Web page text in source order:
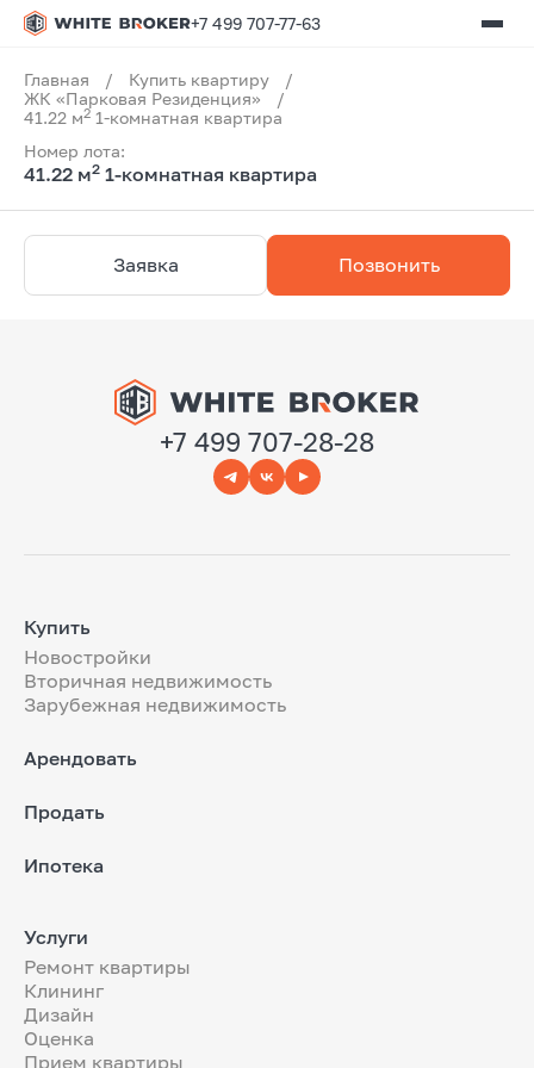
+7 499 707-77-63
Главная / Купить квартиру
/
ЖК «Парковая Резиденция»
/
41.22 м2 1-комнатная квартира
Номер лота:
41.22 м2 1-комнатная квартира
Заявка Позвонить
+7 499 707-28-28
Купить
Новостройки
Вторичная недвижимость
Зарубежная недвижимость
Арендовать
Продать
Ипотека
Услуги
Ремонт квартиры
Клининг
Дизайн
Оценка
Прием квартиры